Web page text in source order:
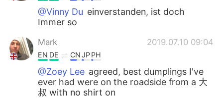
@Vinny Du einverstanden, ist doch
Immer so
Mark 2019.07.10 09:04
EN DE CNJPPH
@Zoey Lee agreed, best dumplings I've
ever had were on the roadside from a 大
叔 with no shirt on